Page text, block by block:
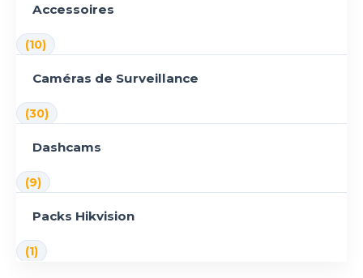
Accessoires
(10)
Caméras de Surveillance
(30)
Dashcams
(9)
Packs Hikvision
(1)